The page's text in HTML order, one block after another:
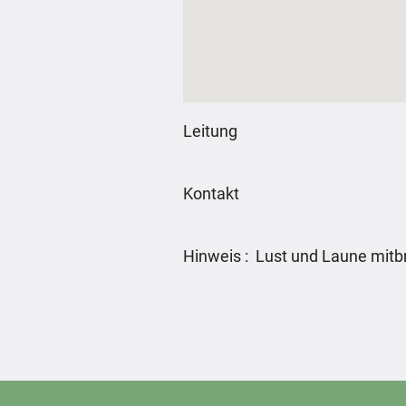
Leitung
Kontakt
Hinweis : Lust und Laune